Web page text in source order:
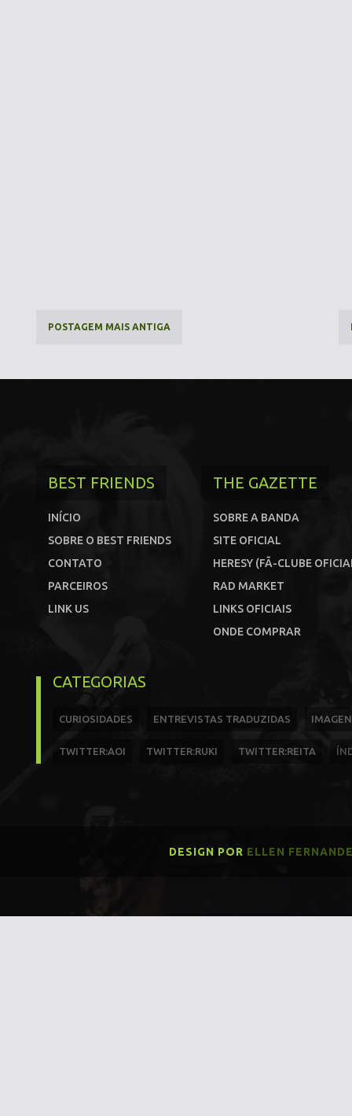
POSTAGEM MAIS ANTIGA
BEST FRIENDS
INÍCIO
SOBRE O BEST FRIENDS
CONTATO
PARCEIROS
LINK US
THE GAZETTE
SOBRE A BANDA
SITE OFICIAL
HERESY (FÃ-CLUBE
RAD MARKET
LINKS OFICIAIS
ONDE COMPRAR
CATEGORIAS
CURIOSIDADES ENTREVISTAS TRADUZIDAS
TWITTER:AOI TWITTER:RUKI TWITTER:REITA
DESIGN POR ELLEN